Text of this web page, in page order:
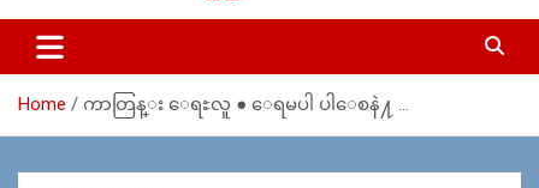
MoeMaKa Burmese News &
Media
ယ္ေရး – အမွတ္ ၂၅၄၊ ပထပ္၊ လမ္း ၄၀၊ ေက်ာက္တံတား၊ ရန္ကုန္။
(ဖုုံး – ၀၉ ၂၅၂ ၂၄၉ ၀၉၄ ၊ ၀၉ ၄၂၁ ၇၄၃ ၇၅၃ ၊ ၀၉ ၅၀၄ ၁၀ ၅၈) ျ
ဇာေစ်းသစ္ ။ ၀၉ ၇၈၆၈၃၇ ၃၀၅ / ၀၉ ၉၆၃၆၉၉၈၃၄
Home ကာတြန္း ေရႊလူ ● ေရမပါ ပါေစနဲ႔ …